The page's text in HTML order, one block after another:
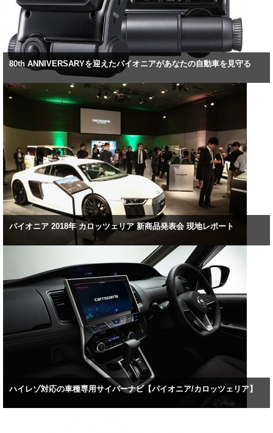
80th ANNIVERSARYを迎えたパイオニアがあなたの自動車を見守る
パイオニア 2018年 カロッツェリア 新商品発表会 現地レポート
ハイレゾ対応の車種専用サイバーナビ【パイオニア/カロッツェリア】